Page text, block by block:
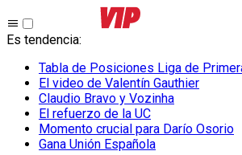
Es tendencia:
Tabla de Posiciones Liga de
El video de Valentín Gauthier
Claudio Bravo y Vozinha
El refuerzo de la UC
Momento crucial para Darío Osorio
Gana Unión Española